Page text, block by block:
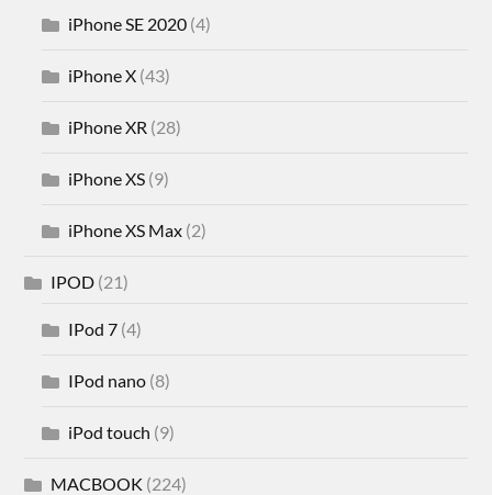
iPhone SE 2020 (4)
iPhone X (43)
iPhone XR (28)
iPhone XS (9)
iPhone XS Max (2)
IPOD (21)
IPod 7 (4)
IPod nano (8)
iPod touch (9)
MACBOOK (224)